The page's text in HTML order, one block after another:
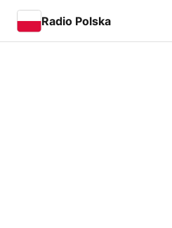
Radio Polska